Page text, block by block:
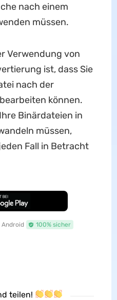
nach einem
müssen.
Verwendung von
ist, dass Sie
nach der
können.
Binärdateien in
müssen,
Fall in Betracht
Download
Android 100% sicher
teilen!